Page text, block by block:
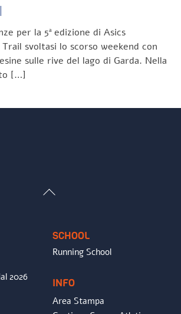
per la 5ª edizione di Asics
svoltasi lo scorso weekend con
sulle rive del lago di Garda. Nella
[…]
Back
2026
SCHOOL
Running School
INFO
Area Stampa